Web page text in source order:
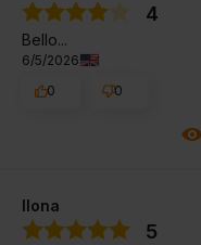
4
Bello...
6/5/2026
0
0
Ilona
5